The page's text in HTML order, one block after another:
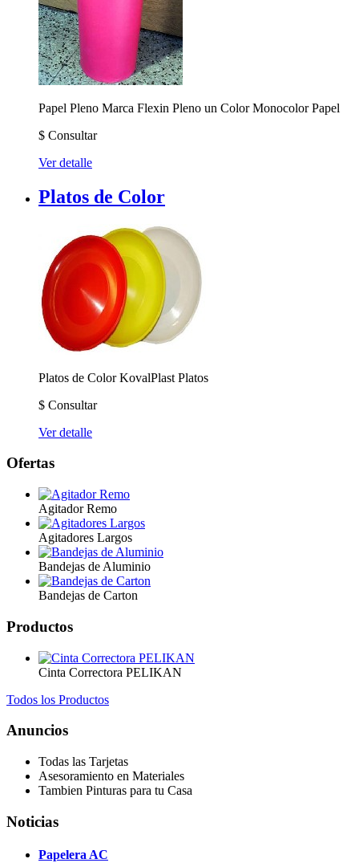
Papel Pleno Marca Flexin Pleno un Color MonocolorPapel
$ Consultar
Ver detalle
Platos de Color
Platos de ColorKovalPlast Platos
$ Consultar
Ver detalle
Ofertas
Agitador Remo
Agitadores Largos
Bandejas de Aluminio
Bandejas de Carton
Productos
Cinta Correctora PELIKAN
Todos los Productos
Anuncios
Todas las Tarjetas
Asesoramiento en Materiales
Tambien Pinturas para tu Casa
Noticias
Papelera AC